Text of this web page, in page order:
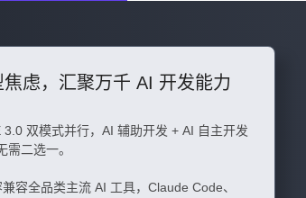
虑，汇聚万千 AI 开发能力
3.0 双模式并行，AI 辅助开发 + AI 自主开发
需二选一。
容全品类主流 AI 工具，Claude Code、